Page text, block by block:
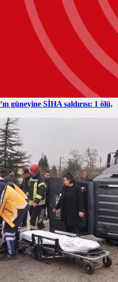
güneyine SİHA saldırısı: 1 ölü,